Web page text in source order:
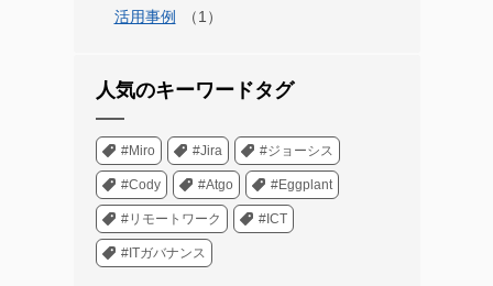
活用事例
人気のキーワードタグ
#Miro #Jira #ジョーシス
#Cody #Atgo #Eggplant
#リモートワーク #ICT
#ITガバナンス